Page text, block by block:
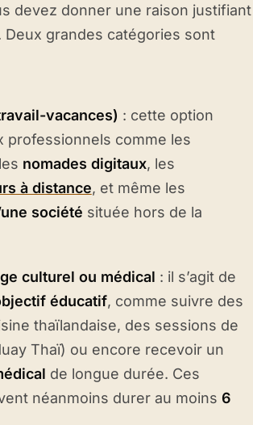
devez donner une raison justifiant
Deux grandes catégories sont
vacances) : cette option
professionnels comme les
nomades digitaux, les
à distance, et même les
société située hors de la
culturel ou médical : il s’agit de
éducatif, comme suivre des
thaïlandaise, des sessions de
Thaï) ou encore recevoir un
de longue durée. Ces
néanmoins durer au moins 6